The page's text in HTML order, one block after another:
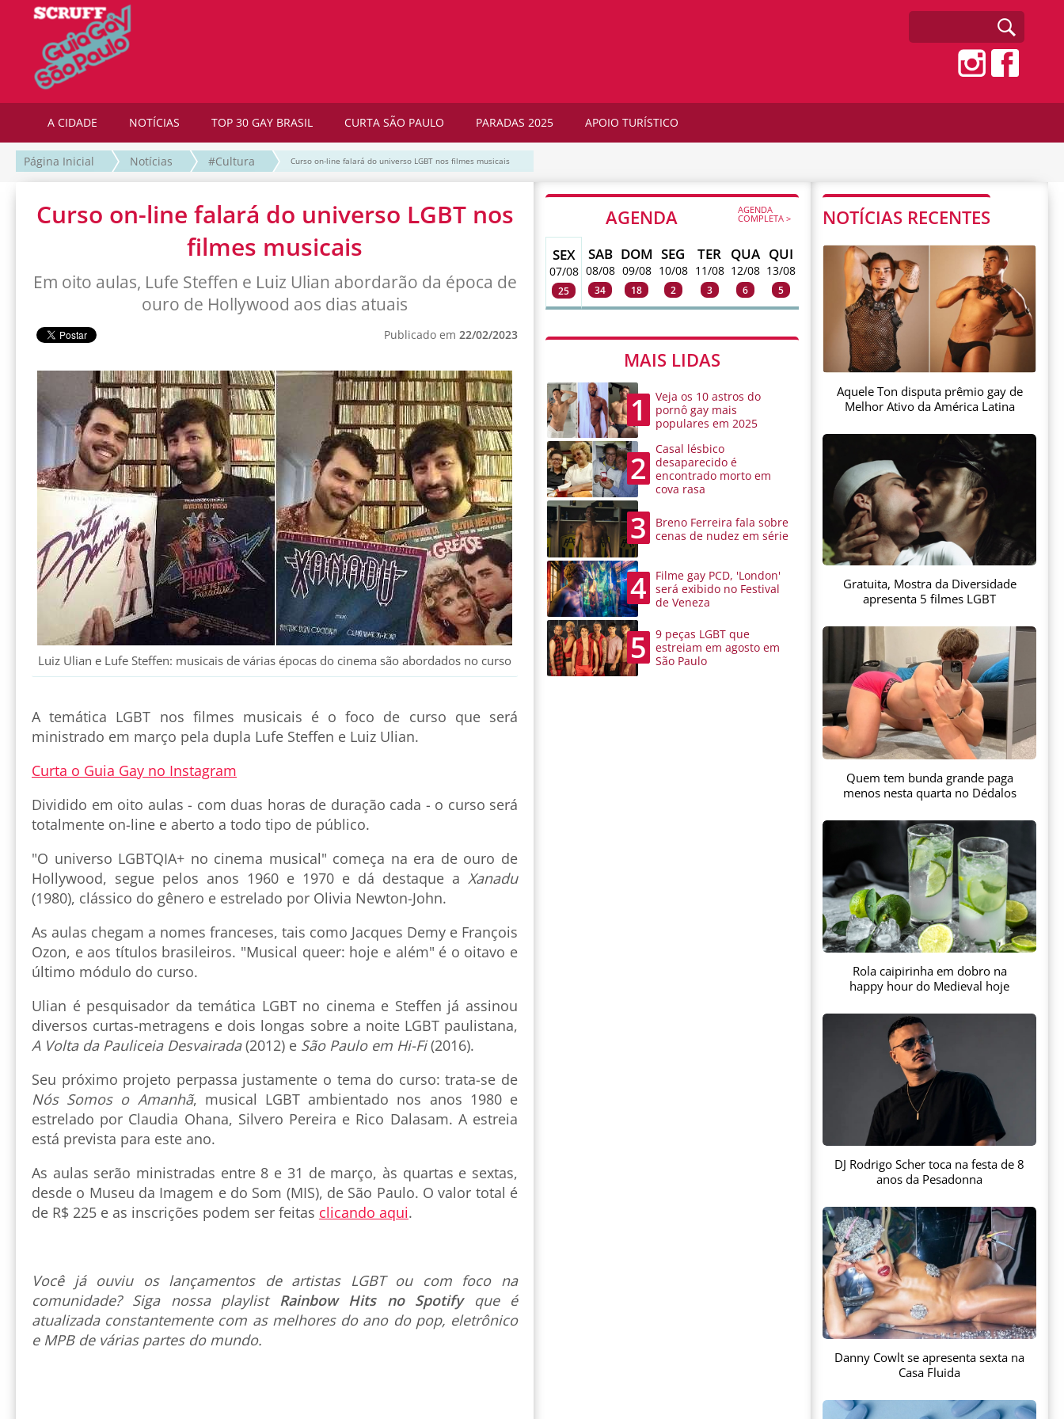
A CIDADE NOTÍCIAS TOP 30 GAY BRASIL CURTA SÃO PAULO PARADAS 2025 APOIO TURÍSTICO
Página Inicial Notícias #Cultura Curso on-line falará do universo LGBT nos filmes musicais
Curso on-line falará do universo LGBT nos
filmes musicais
Em oito aulas, Lufe Steffen e Luiz Ulian abordarão da época de
ouro de Hollywood aos dias atuais
Publicado em 22/02/2023
Luiz Ulian e Lufe Steffen: musicais de várias épocas do cinema são abordados no curso
A temática LGBT nos filmes musicais é o foco de curso que será
ministrado em março pela dupla Lufe Steffen e Luiz Ulian.
Curta o Guia Gay no Instagram
Dividido em oito aulas - com duas horas de duração cada - o curso será
totalmente on-line e aberto a todo tipo de público.
"O universo LGBTQIA+ no cinema musical" começa na era de ouro de
Hollywood, segue pelos anos 1960 e 1970 e dá destaque a Xanadu
(1980), clássico do gênero e estrelado por Olivia Newton-John.
As aulas chegam a nomes franceses, tais como Jacques Demy e François
Ozon, e aos títulos brasileiros. "Musical queer: hoje e além" é o oitavo e
último módulo do curso.
Ulian é pesquisador da temática LGBT no cinema e Steffen já assinou
diversos curtas-metragens e dois longas sobre a noite LGBT paulistana,
A Volta da Pauliceia Desvairada(2012) e São Paulo em Hi-Fi(2016).
Seu próximo projeto perpassa justamente o tema do curso: trata-se de
Nós Somos o Amanhã, musical LGBT ambientado nos anos 1980 e
estrelado por Claudia Ohana, Silvero Pereira e Rico Dalasam. A estreia
está prevista para este ano.
As aulas serão ministradas entre 8 e 31 de março, às quartas e sextas,
desde o Museu da Imagem e do Som (MIS), de São Paulo. O valor total é
de R$ 225 e as inscrições podem ser feitas clicando aqui.
Você já ouviu os lançamentos de artistas LGBT ou com foco na
comunidade? Siga nossa playlist Rainbow Hits no Spotify que é
atualizada constantemente com as melhores do ano do pop, eletrônico
e MPB de várias partes do mundo.
AGENDA AGENDA
COMPLETA >
SEX
07/08
25
SAB
08/08
34
DOM
09/08
18
SEG
10/08
2
TER
11/08
3
QUA
12/08
6
QUI
13/08
5
MAIS LIDAS
1
Veja os 10 astros do
pornô gay mais
populares em 2025
2
Casal lésbico
desaparecido é
encontrado morto em
cova rasa
3
Breno Ferreira fala sobre
cenas de nudez em série
4
Filme gay PCD, 'London'
será exibido no Festival
de Veneza
5
9 peças LGBT que
estreiam em agosto em
São Paulo
NOTÍCIAS RECENTES
Aquele Ton disputa prêmio gay de
Melhor Ativo da América Latina
Gratuita, Mostra da Diversidade
apresenta 5 filmes LGBT
Quem tem bunda grande paga
menos nesta quarta no Dédalos
Rola caipirinha em dobro na
happy hour do Medieval hoje
DJ Rodrigo Scher toca na festa de 8
anos da Pesadonna
Danny Cowlt se apresenta sexta na
Casa Fluida